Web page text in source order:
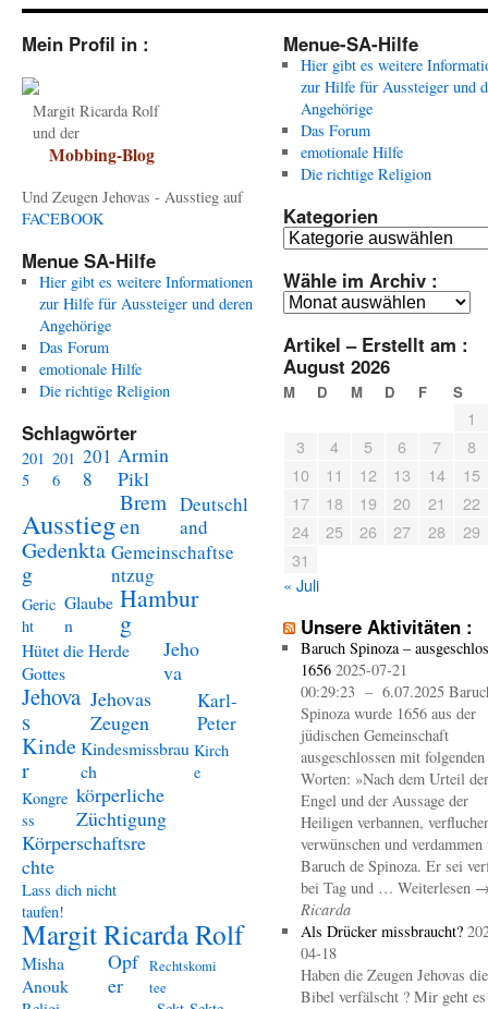
Mein Profil in :
Margit Ricarda Rolf
und der
Mobbing-Blog
Und Zeugen Jehovas - Ausstieg auf
FACEBOOK
Menue SA-Hilfe
Hier gibt es weitere Informationen
zur Hilfe für Aussteiger und deren
Angehörige
Das Forum
emotionale Hilfe
Die richtige Religion
Schlagwörter
201
5
201
6
201
8
Armin
Pikl
Ausstieg
Brem
en
Deutschl
and
Gedenkta
g
Gemeinschaftse
ntzug
Geric
ht
Glaube
n
Hambur
g
Hütet die Herde
Gottes
Jeho
va
Jehova
s
Jehovas
Zeugen
Karl-
Peter
Kinde
r
Kindesmissbrau
ch
Kirch
e
Kongre
ss
körperliche
Züchtigung
Körperschaftsre
chte
Lass dich nicht
taufen!
Margit Ricarda Rolf
Misha
Anouk
Opf
er
Rechtskomi
tee
Menue-SA-Hilfe
Hier gibt es weitere
zur Hilfe für Aussteiger und
Angehörige
Das Forum
emotionale Hilfe
Die richtige Religion
Kategorien
Kategorien
Wähle im Archiv :
Wähle
Archiv
:
Artikel – Erstellt am :
August 2026
M D M D F S
1
3
4 5 6 7
8
10
11 12 13 14
15
17
18 19 20 21
22
24
25 26 27 28
29
31
« Juli
Unsere Aktivitäten :
Baruch Spinoza –
1656 2025-07-21
00:29:23 – 6.07.2025
Spinoza wurde 1656 aus der
jüdischen Gemeinschaft
ausgeschlossen mit folgenden
Worten: »Nach dem Urteil der
Engel und der Aussage der
Heiligen verbannen,
verwünschen und
Baruch de Spinoza. Er sei
bei Tag und … Weiterlesen
Ricarda
Als Drücker missbraucht?
04-18
Haben die Zeugen Jehovas die
Bibel verfälscht ? Mir geht